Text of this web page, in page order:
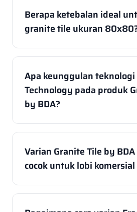
Berapa ketebalan ideal
granite tile ukuran
Apa keunggulan teknologi
Technology pada produk
by BDA?
Varian Granite Tile by
cocok untuk lobi